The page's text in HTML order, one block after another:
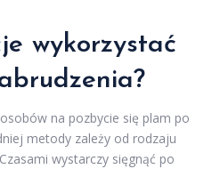
wykorzystać
na pozbycie się plam po
metody zależy od rodzaju
wystarczy sięgnąć po